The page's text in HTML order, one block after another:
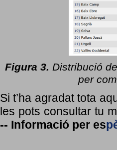
Figura 3. Distribució
per
Si t’ha agradat tota
les pots consultar tu
-- Informació per es